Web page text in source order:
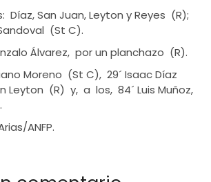
Díaz, San Juan, Leyton y Reyes (R);
(St C).
Álvarez, por un planchazo (R).
Moreno (St C), 29´ Isaac Díaz
Leyton (R) y, a los, 84´ Luis Muñoz,
ANFP.